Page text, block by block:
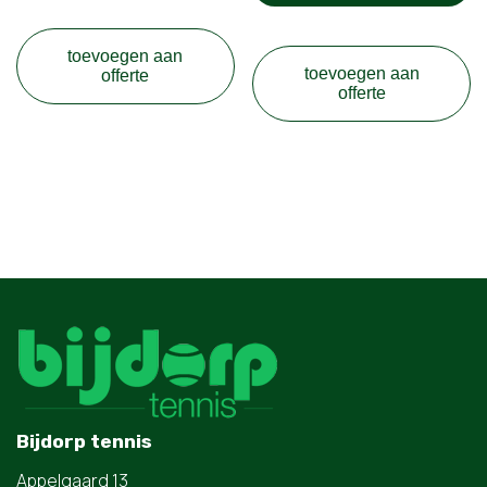
toevoegen aan
offerte
toevoegen aan
offerte
Bijdorp tennis
Appelgaard 13